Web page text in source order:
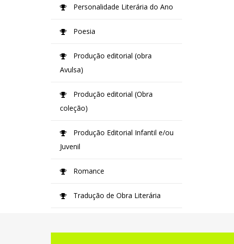
Personalidade Literária do Ano
Poesia
Produção editorial (obra
Avulsa)
Produção editorial (Obra
coleção)
Produção Editorial Infantil e/ou
Juvenil
Romance
Tradução de Obra Literária